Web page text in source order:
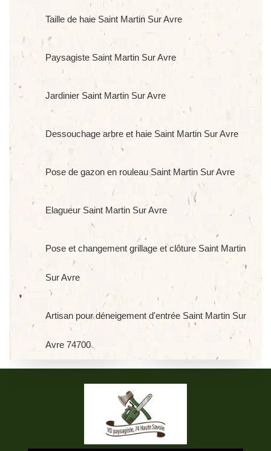
Taille de haie Saint Martin Sur Avre
Paysagiste Saint Martin Sur Avre
Jardinier Saint Martin Sur Avre
Dessouchage arbre et haie Saint Martin Sur Avre
Pose de gazon en rouleau Saint Martin Sur Avre
Elagueur Saint Martin Sur Avre
Pose et changement grillage et clôture Saint Martin
Sur Avre
Artisan pour déneigement d'entrée Saint Martin Sur
Avre 74700